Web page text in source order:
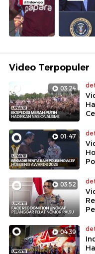
Video Terpopuler
03:24
01:47
03:52
04:39